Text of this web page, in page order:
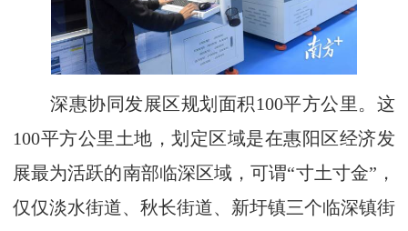
深惠协同发展区规划面积100平方公里。这
100平方公里土地，划定区域是在惠阳区经济发
展最为活跃的南部临深区域，可谓“寸土寸金”，
仅仅淡水街道、秋长街道、新圩镇三个临深镇街